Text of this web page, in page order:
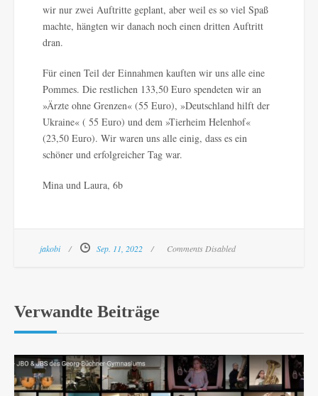
wir nur zwei Auftritte geplant, aber weil es so viel Spaß
machte, hängten wir danach noch einen dritten Auftritt
dran.
Für einen Teil der Einnahmen kauften wir uns alle eine
Pommes. Die restlichen 133,50 Euro spendeten wir an
»Ärzte ohne Grenzen« (55 Euro), »Deutschland hilft der
Ukraine« ( 55 Euro) und dem »Tierheim Helenhof«
(23,50 Euro). Wir waren uns alle einig, dass es ein
schöner und erfolgreicher Tag war.
Mina und Laura, 6b
jakobi Sep. 11, 2022 Comments Disabled
Verwandte Beiträge